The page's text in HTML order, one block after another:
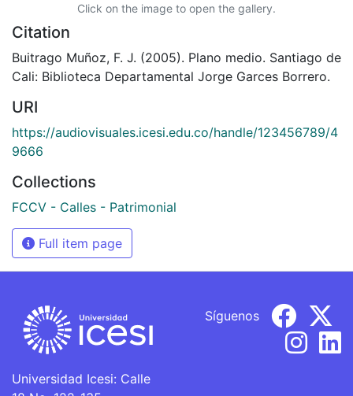
Click on the image to open the gallery.
Citation
Buitrago Muñoz, F. J. (2005). Plano medio. Santiago de
Cali: Biblioteca Departamental Jorge Garces Borrero.
URI
https://audiovisuales.icesi.edu.co/handle/123456789/4
9666
Collections
FCCV - Calles - Patrimonial
Full item page
Universidad Icesi: Calle
Síguenos